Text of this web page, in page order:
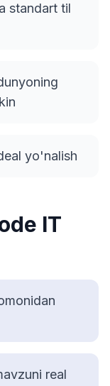
standart til
yo'nalish
IT
real